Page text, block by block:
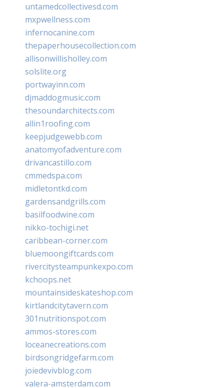
untamedcollectivesd.com
mxpwellness.com
infernocanine.com
thepaperhousecollection.com
allisonwillisholley.com
solslite.org
portwayinn.com
djmaddogmusic.com
thesoundarchitects.com
allin1roofing.com
keepjudgewebb.com
anatomyofadventure.com
drivancastillo.com
cmmedspa.com
midletontkd.com
gardensandgrills.com
basilfoodwine.com
nikko-tochigi.net
caribbean-corner.com
bluemoongiftcards.com
rivercitysteampunkexpo.com
kchoops.net
mountainsideskateshop.com
kirtlandcitytavern.com
301nutritionspot.com
ammos-stores.com
loceanecreations.com
birdsongridgefarm.com
joiedevivblog.com
valera-amsterdam.com